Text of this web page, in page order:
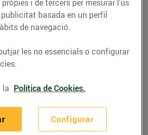
SALUDABLES
per omplir el
mes
i de tercers per mesurar l’ús
basada en un perfil
de navegació.
les no essencials o configurar
la Política de Cookies.
Configurar